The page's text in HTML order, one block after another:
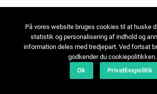
På vores website bruges cookies til at huske
statistik og personalisering af indhold og
information deles med tredjepart. Ved fortsat
godkender du cookiepolitikken.
Ok
Privatlivspolitik